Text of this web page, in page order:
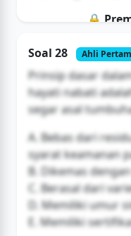
🔒
Buka
Soal 28 Ahli
Prinsip dasar
hayati nabati
segar asal
A. Bebas dari
syarat keamanan
B. Dikemas
C. Berasal dari
D. Memiliki umur
E. Memiliki